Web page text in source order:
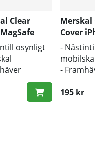
Clear
14 Plus
osynligt
mot
Merskal
Cover
Plus
-
-
- Bra
195 kr